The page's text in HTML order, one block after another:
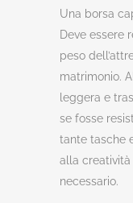
Una borsa
Deve essere
peso
matrimonio.
leggera e
se fosse
tante tasche
alla creatività
necessario.